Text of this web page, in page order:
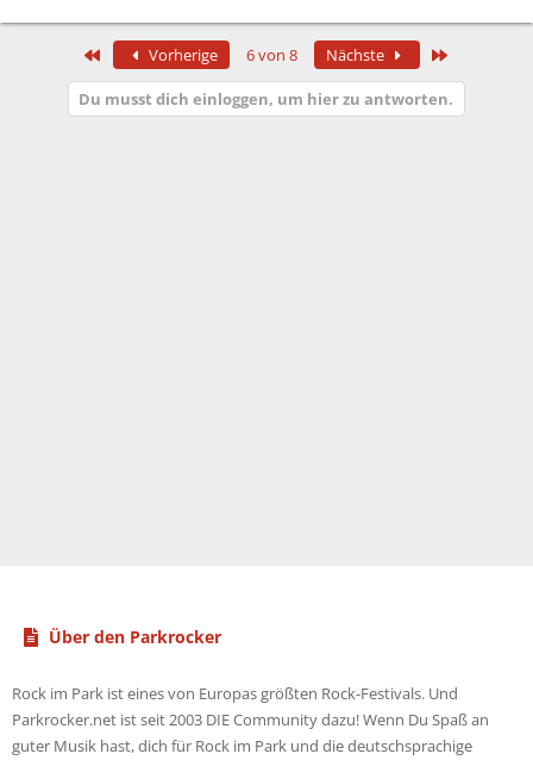
Erste Vorherige 6 von 8 Nächste
Du musst dich einloggen, um hier zu antworten.
Über den Parkrocker
Rock im Park ist eines von Europas größten Rock-Festivals. Und
Parkrocker.net ist seit 2003 DIE Community dazu! Wenn Du Spaß an
guter Musik hast, dich für Rock im Park und die deutschsprachige